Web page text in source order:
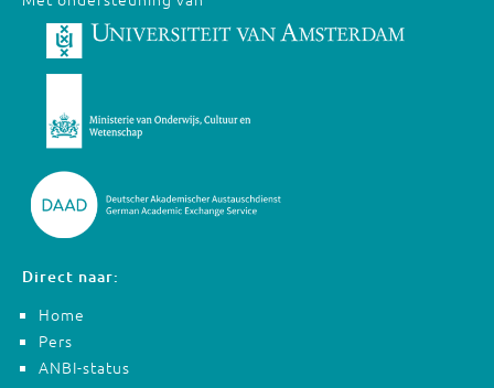
Direct naar:
Home
Pers
ANBI-status